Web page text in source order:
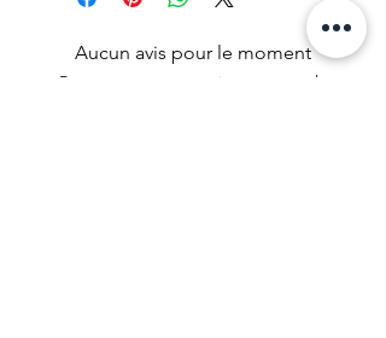
Aucun avis pour le moment
Partagez votre expérience, soyez le